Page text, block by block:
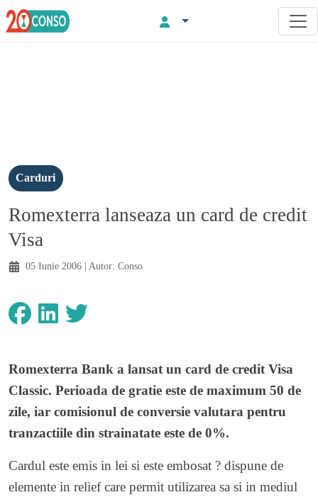
Carduri
Romexterra lanseaza un card de credit
Visa
05 Iunie 2006 | Autor: Conso
Romexterra Bank a lansat un card de credit Visa
Classic. Perioada de gratie este de maximum 50 de
zile, iar comisionul de conversie valutara pentru
tranzactiile din strainatate este de 0%.
Cardul este emis in lei si este embosat ? dispune de
elemente in relief care permit utilizarea sa si in mediul